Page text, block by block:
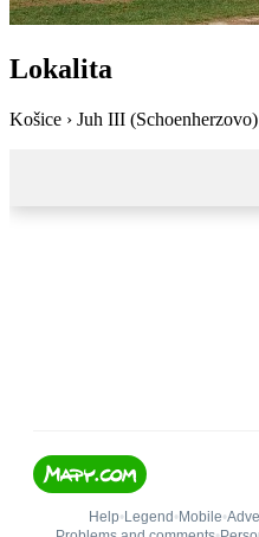
Lokalita
Košice › Juh III (Schoenherzovo)